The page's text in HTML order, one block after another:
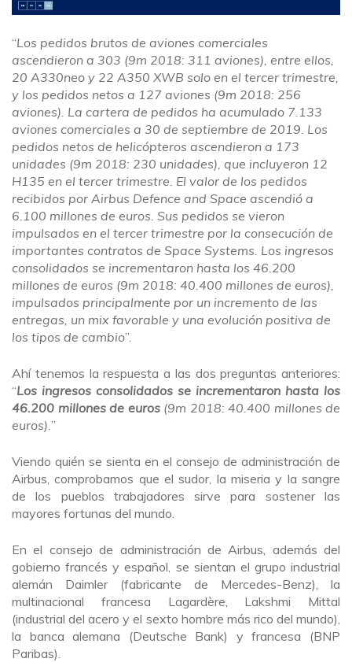
“Los pedidos brutos de aviones comerciales
ascendieron a 303 (9m 2018: 311 aviones), entre ellos,
20 A330neo y 22 A350 XWB solo en el tercer trimestre,
y los pedidos netos a 127 aviones (9m 2018: 256
aviones). La cartera de pedidos ha acumulado 7.133
aviones comerciales a 30 de septiembre de 2019. Los
pedidos netos de helicópteros ascendieron a 173
unidades (9m 2018: 230 unidades), que incluyeron 12
H135 en el tercer trimestre. El valor de los pedidos
recibidos por Airbus Defence and Space ascendió a
6.100 millones de euros. Sus pedidos se vieron
impulsados en el tercer trimestre por la consecución de
importantes contratos de Space Systems. Los ingresos
consolidados se incrementaron hasta los 46.200
millones de euros (9m 2018: 40.400 millones de euros),
impulsados principalmente por un incremento de las
entregas, un mix favorable y una evolución positiva de
los tipos de cambio”.
Ahí tenemos la respuesta a las dos preguntas anteriores:
“Los ingresos consolidados se incrementaron hasta los
46.200 millones de euros(9m 2018: 40.400 millones de
euros). ”
Viendo quién se sienta en el consejo de administración de
Airbus, comprobamos que el sudor, la miseria y la sangre
de los pueblos trabajadores sirve para sostener las
mayores fortunas del mundo.
En el consejo de administración de Airbus, además del
gobierno francés y español, se sientan el grupo industrial
alemán Daimler (fabricante de Mercedes-Benz), la
multinacional francesa Lagardère, Lakshmi Mittal
(industrial del acero y el sexto hombre más rico del mundo),
la banca alemana (Deutsche Bank) y francesa (BNP
Paribas).